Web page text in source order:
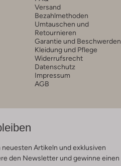
Versand
Bezahlmethoden
Umtauschen und
Retournieren
Garantie und Beschwerden
Kleidung und Pflege
Widerrufsrecht
Datenschutz
Impressum
AGB
Artikeln und exklusiven
den Newsletter und gewinne einen